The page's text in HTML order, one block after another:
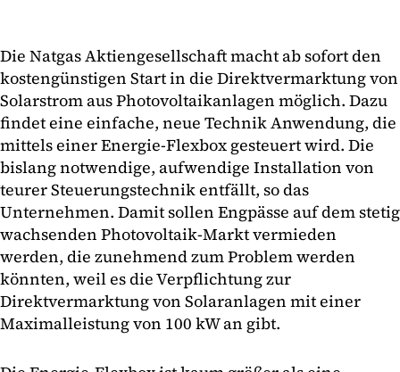
Die Natgas Aktiengesellschaft macht ab sofort den
kostengünstigen Start in die Direktvermarktung von
Solarstrom aus Photovoltaikanlagen möglich. Dazu
findet eine einfache, neue Technik Anwendung, die
mittels einer Energie-Flexbox gesteuert wird. Die
bislang notwendige, aufwendige Installation von
teurer Steuerungstechnik entfällt, so das
Unternehmen. Damit sollen Engpässe auf dem stetig
wachsenden Photovoltaik-Markt vermieden
werden, die zunehmend zum Problem werden
könnten, weil es die Verpflichtung zur
Direktvermarktung von Solaranlagen mit einer
Maximalleistung von 100 kW an gibt.